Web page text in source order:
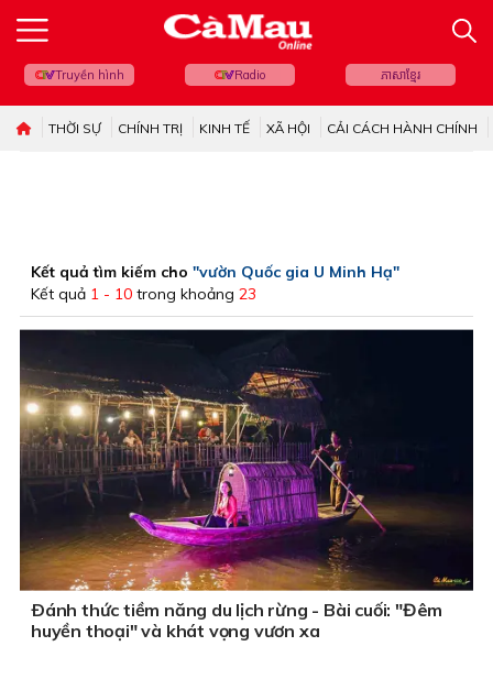
Truyền hình Radio ភាសាខ្មែរ
THỜI SỰ CHÍNH TRỊ KINH TẾ XÃ HỘI CẢI CÁCH HÀNH CHÍNH
Kết quả tìm kiếm cho "vườn Quốc gia U Minh Hạ"
Kết quả 1 - 10 trong khoảng 23
Ðánh thức tiềm năng du lịch rừng - Bài cuối: "Đêm
huyền thoại" và khát vọng vươn xa